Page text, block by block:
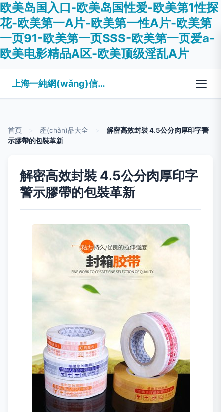
欧美岛国入口-欧美岛国性爱-欧美第1性探
花-欧美第一A片-欧美第一性A片-欧美第
一页91-欧美第一页SSS-欧美第一页爱a-
欧美电影精品A区-欧美顶级淫乱A片
上海一純網(wǎng)信息咨詢有限公司
首頁 產(chǎn)品大全
解密高效封裝 4.5公分肉厚印字警
示膠帶的包裝革新
解密高效封裝 4.5公分肉厚印字
警示膠帶的包裝革新